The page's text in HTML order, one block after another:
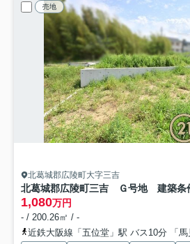
売地
北葛城郡広陵町大字三吉
北葛城郡広陵町三吉 Ｇ号地 建築条
1,080万円
- / 200.26㎡ / -
近鉄大阪線「五位堂」駅 バス10分 「